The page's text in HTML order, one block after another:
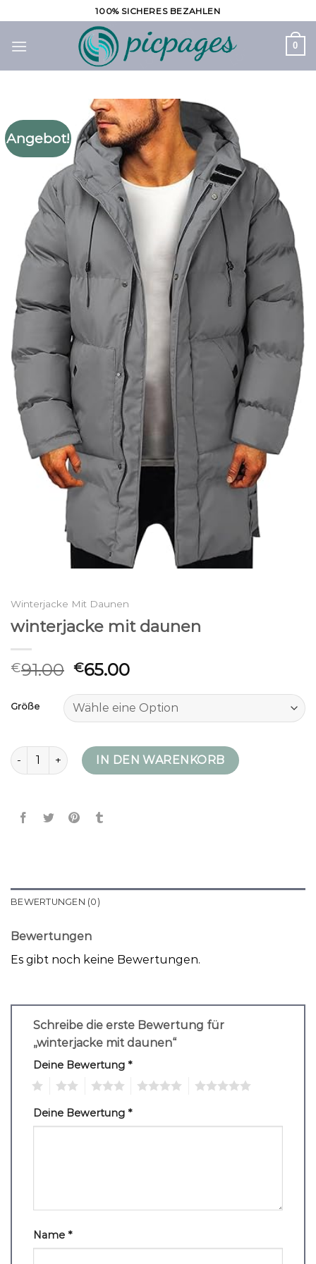
Inhalt
springen
100% SICHERES BEZAHLEN
0
Angebot!
Winterjacke Mit Daunen
winterjacke mit daunen
€91.00 €65.00
Größe
winterjacke mit daunen Menge
IN DEN WARENKORB
BEWERTUNGEN (0)
Bewertungen
Es gibt noch keine Bewertungen.
Schreibe die erste Bewertung für
„winterjacke mit daunen“
Deine Bewertung *
Deine Bewertung *
Name *